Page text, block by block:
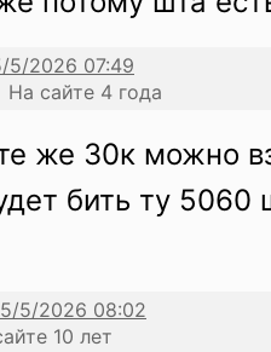
сайте 4 года
же 30к можно
бить ту
10 лет